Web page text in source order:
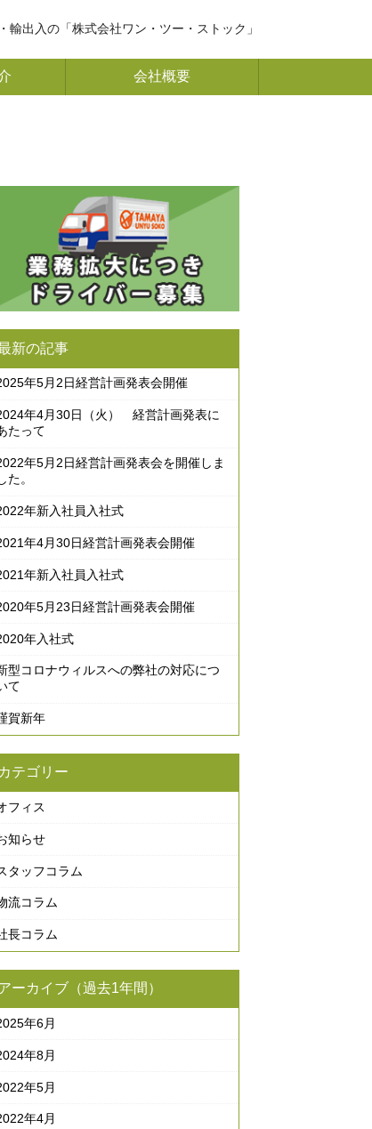
輸出入の「株式会社ワン・ツー・ストック」
会社概要
新の記事
年5月2日経営計画発表会開催
年4月30日（火） 経営計画発表に
たって
年5月2日経営計画発表会を開催しま
た。
年新入社員入社式
年4月30日経営計画発表会開催
年新入社員入社式
年5月23日経営計画発表会開催
年入社式
型コロナウィルスへの弊社の対応につ
て
賀新年
カテゴリー
フィス
知らせ
タッフコラム
流コラム
長コラム
ーカイブ（過去1年間）
年6月
年8月
年5月
年4月